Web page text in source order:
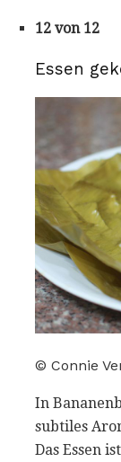
12 von 12
Essen
© Connie
In
subtiles
Das Essen